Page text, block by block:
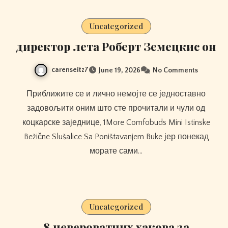
Uncategorized
директор лета Роберт Земецкис он
carenseitz7 June 19, 2026 No Comments
Приближите се и лично немојте се једноставно
задовољити оним што сте прочитали и чули од
коцкарске заједнице, 1More Comfobuds Mini Istinske
Bežične Slušalice Sa Poništavanjem Buke јер понекад
морате сами…
Uncategorized